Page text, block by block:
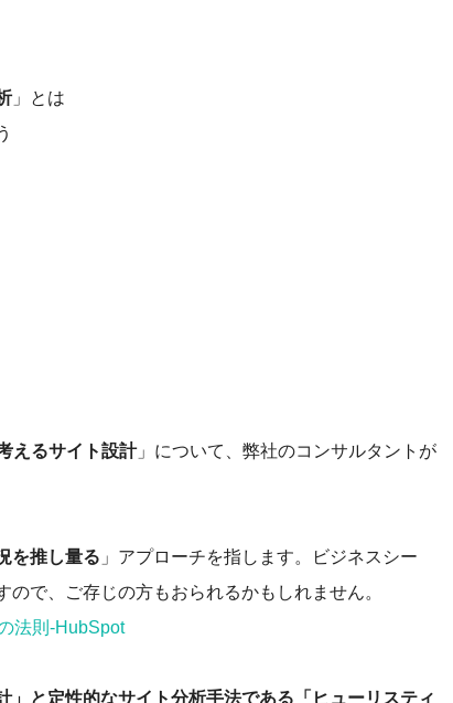
」とは
えるサイト設計」について、弊社のコンサルタントが
を推し量る 」アプローチを指します。ビジネスシー
で、ご存じの方もおられるかもしれません。
法則-HubSpot
」と定性的なサイト分析手法である「ヒューリスティ